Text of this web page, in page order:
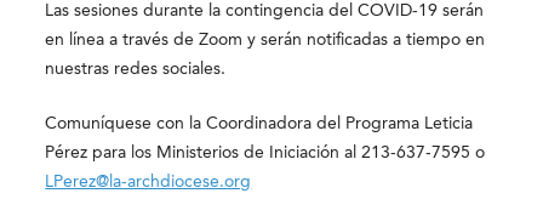
Las sesiones durante la contingencia del COVID-19 serán
en línea a través de Zoom y serán notificadas a tiempo en
nuestras redes sociales.
Comuníquese con la Coordinadora del Programa Leticia
Pérez para los Ministerios de Iniciaciónal 213-637-7595 o
LPerez@la-archdiocese.org